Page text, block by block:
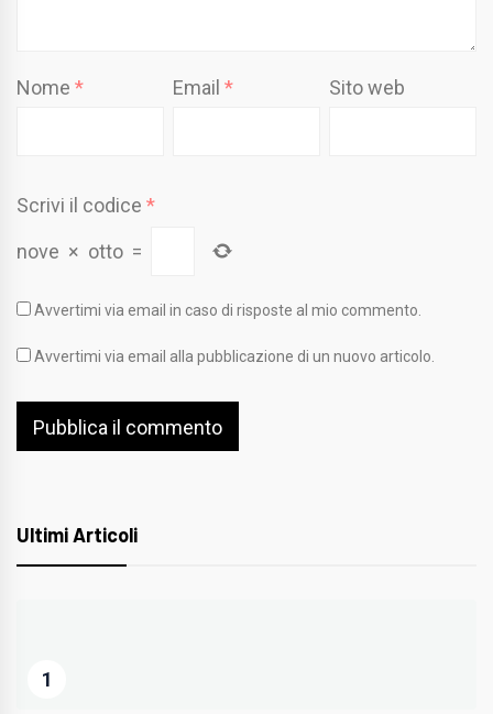
Nome * Email* Sito web
Scrivi il codice *
nove × otto =
Avvertimi via email in caso di risposte al mio commento.
Avvertimi via email alla pubblicazione di un nuovo articolo.
Ultimi Articoli
1